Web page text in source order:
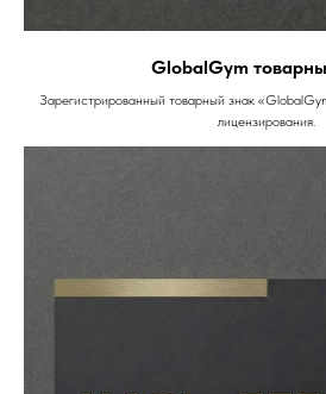
GlobalGym
Зарегистрированный товарный знак
лицензирования.